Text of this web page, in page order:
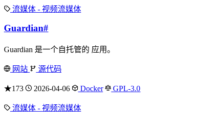
流媒体 - 视频流媒体
Guardian#
Guardian 是一个自托管的 应用。
网站 源代码
★173 2026-04-06 Docker GPL-3.0
流媒体 - 视频流媒体